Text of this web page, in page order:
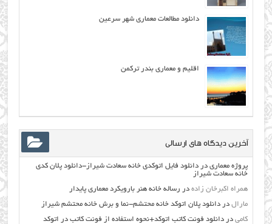
دانلود مطالعات معماری شهر سرعین
اقلیم و معماری بندر ترکمن
آخرین دیدگاه های ارسالی
پروژه معماری دردانلود فایل اتوکدی خانه سعادت شیراز-دانلود پلان کدی
خانه سعادت شیراز
همراه اکبرخان زاده در رساله خانه هنر بارویکرد معماری پایدار
مارال دردانلود پلان اتوکد خانه محتشم-نما و برش خانه محتشم شیراز
کامی دردانلود فونت کاتب اتوکد+نحوه استفاده از فونت کاتب در اتوکد